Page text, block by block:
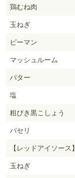
鶏むね肉
玉ねぎ
ピーマン
マッシュルーム
バター
塩
粗びき黒こしょう
パセリ
【レッドアイソース】
玉ねぎ